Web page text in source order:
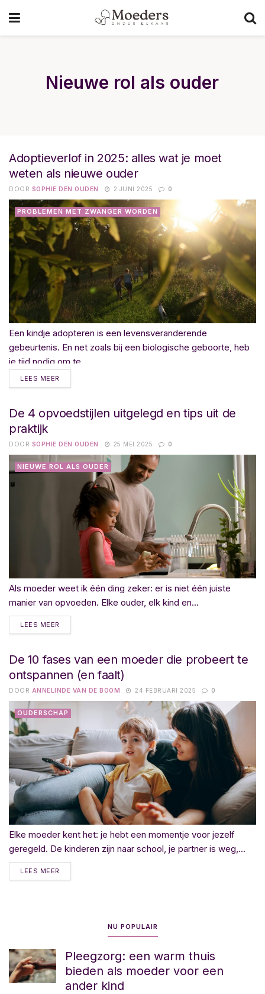
Nieuwe rol als ouder
Adoptieverlof in 2025: alles wat je moet
weten als nieuwe ouder
DOOR SOPHIE DEN OUDEN 2 JUNI 2025 0
PROBLEMEN MET ZWANGER WORDEN
Een kindje adopteren is een levensveranderende
gebeurtenis. En net zoals bij een biologische geboorte, heb
je tijd nodig om te...
LEES MEER
De 4 opvoedstijlen uitgelegd en tips uit de
praktijk
DOOR SOPHIE DEN OUDEN 25 MEI 2025 0
NIEUWE ROL ALS OUDER
Als moeder weet ik één ding zeker: er is niet één juiste
manier van opvoeden. Elke ouder, elk kind en...
LEES MEER
De 10 fases van een moeder die probeert te
ontspannen (en faalt)
DOOR ANNELINDE VAN DE BOOM 24 FEBRUARI 2025 0
OUDERSCHAP
Elke moeder kent het: je hebt een momentje voor jezelf
geregeld. De kinderen zijn naar school, je partner is weg,...
LEES MEER
NU POPULAIR
Pleegzorg: een warm thuis
bieden als moeder voor een
ander kind